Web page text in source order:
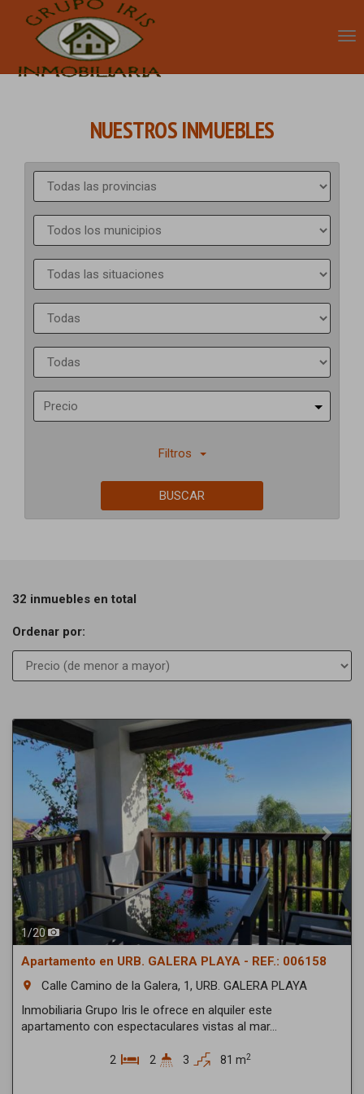
NUESTROS INMUEBLES
Precio
Filtros
BUSCAR
32 inmuebles en total
Ordenar por:
Previous Next
1/20
Apartamento en URB. GALERA PLAYA - REF.: 006158
room
Calle Camino de la Galera, 1, URB. GALERA PLAYA
Inmobiliaria Grupo Iris le ofrece en alquiler este
apartamento con espectaculares vistas al mar...
2 2 3 81 m2